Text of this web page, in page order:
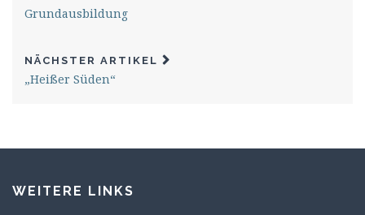
Grundausbildung
NÄCHSTER ARTIKEL
„Heißer Süden“
WEITERE LINKS